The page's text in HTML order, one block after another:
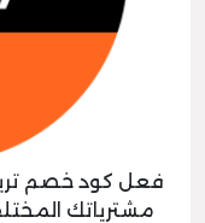
فعل كود خصم
مشترياتك